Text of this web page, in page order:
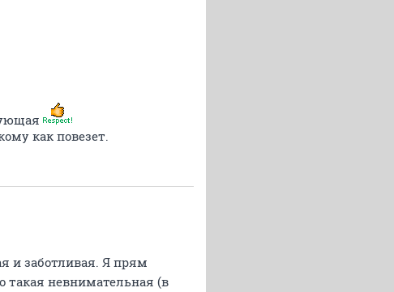
как повезет.
и заботливая. Я прям
такая невнимательная (в